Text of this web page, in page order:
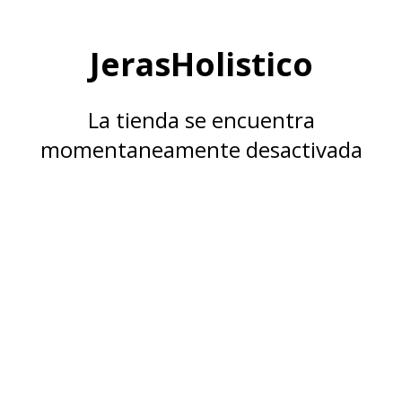
JerasHolistico
La tienda se encuentra
momentaneamente desactivada